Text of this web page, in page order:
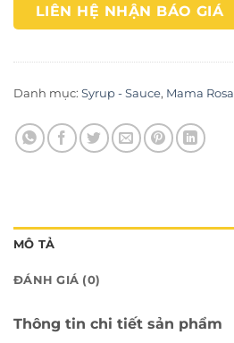
LIÊN HỆ NHẬN BÁO GIÁ
Danh mục: Syrup - Sauce, Mama Rosa
MÔ TẢ
ĐÁNH GIÁ (0)
Thông tin chi tiết sản phẩm